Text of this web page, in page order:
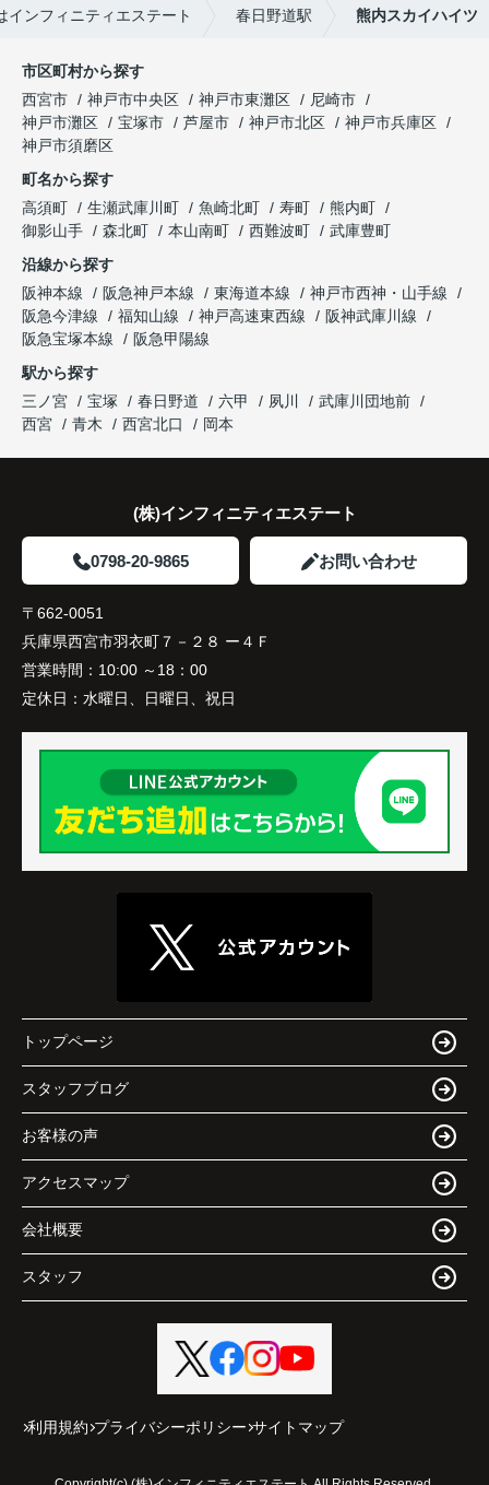
ンフィニティエステート 春日野道駅 熊内スカイハイツ
市区町村から探す
西宮市
神戸市中央区 神戸市東灘区
尼崎市
神戸市灘区
宝塚市 芦屋市 神戸市北区
神戸市兵庫区
神戸市須磨区
町名から探す
高須町
生瀬武庫川町 魚崎北町 寿町
熊内町
御影山手
森北町 本山南町 西難波町
武庫豊町
沿線から探す
阪神本線
阪急神戸本線 東海道本線
神戸市西神・山手線
阪急今津線
福知山線 神戸高速東西線
阪神武庫川線
阪急宝塚本線
阪急甲陽線
駅から探す
三ノ宮
宝塚 春日野道 六甲 夙川
武庫川団地前
西宮
青木 西宮北口 岡本
(株)インフィニティエステート
0798-20-9865 お問い合わせ
〒662-0051
兵庫県西宮市羽衣町７－２８ ー４Ｆ
営業時間： 10:00 ～18：00
定休日： 水曜日、日曜日、祝日
トップページ
スタッフブログ
お客様の声
アクセスマップ
会社概要
スタッフ
利用規約 プライバシーポリシー サイトマップ